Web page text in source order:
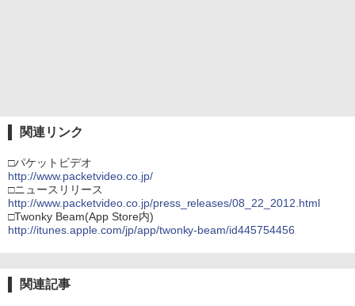
関連リンク
□パケットビデオ
http://www.packetvideo.co.jp/
□ニュースリリース
http://www.packetvideo.co.jp/press_releases/08_22_2012.html
□Twonky Beam(App Store内)
http://itunes.apple.com/jp/app/twonky-beam/id445754456
関連記事